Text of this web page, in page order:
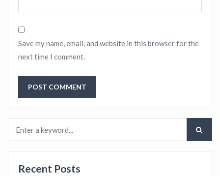
Save my name, email, and website in this browser for the
next time I comment.
Recent Posts